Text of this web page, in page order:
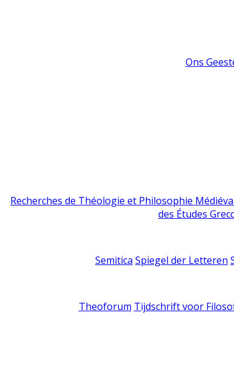
Ons
Recherches de Théologie et Philosophie
des Études
Semitica Spiegel der Letteren
Theoforum Tijdschrift voor